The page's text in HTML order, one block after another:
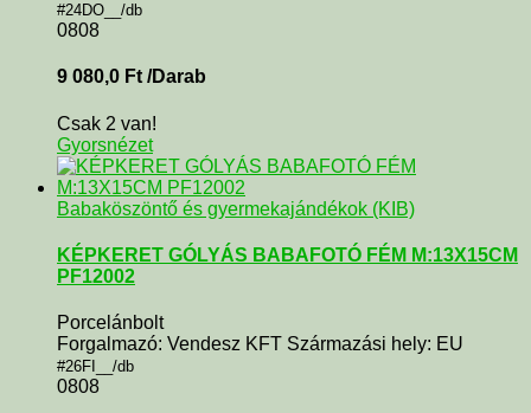
#24DO__/db
0808
9 080,0 Ft /Darab
Csak 2 van!
Gyorsnézet
Babaköszöntő és gyermekajándékok (KIB)
KÉPKERET GÓLYÁS BABAFOTÓ FÉM M:13X15CM
PF12002
Porcelánbolt
Forgalmazó: Vendesz KFT Származási hely: EU
#26FI__/db
0808